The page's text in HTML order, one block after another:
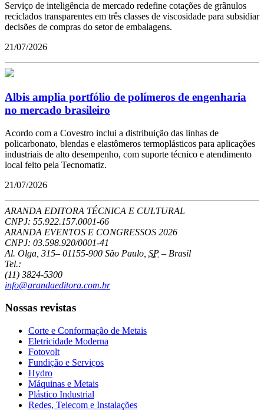
Serviço de inteligência de mercado redefine cotações de grânulos
reciclados transparentes em três classes de viscosidade para subsidiar
decisões de compras do setor de embalagens.
21/07/2026
Albis amplia portfólio de polímeros de engenharia
no mercado brasileiro
Acordo com a Covestro inclui a distribuição das linhas de
policarbonato, blendas e elastômeros termoplásticos para aplicações
industriais de alto desempenho, com suporte técnico e atendimento
local feito pela Tecnomatiz.
21/07/2026
ARANDA EDITORA TÉCNICA E CULTURAL
CNPJ: 55.922.157.0001-66
ARANDA EVENTOS E CONGRESSOS 2026
CNPJ: 03.598.920/0001-41
Al. Olga, 315– 01155-900 São Paulo SP – Brasil
Tel.:
(11) 3824-5300
info@arandaeditora.com.br
Nossas revistas
Corte e Conformação de Metais
Eletricidade Moderna
Fotovolt
Fundição e Serviços
Hydro
Máquinas e Metais
Plástico Industrial
Redes, Telecom e Instalações